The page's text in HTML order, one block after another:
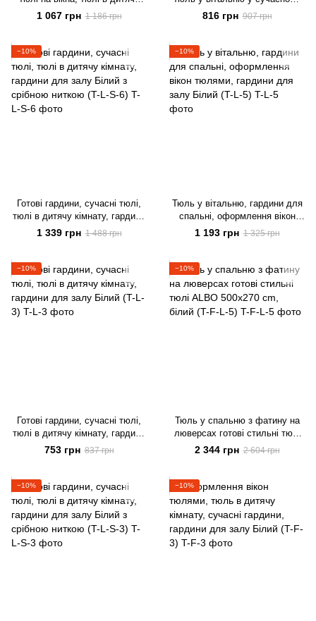
кімнату, тюлі на кухню Білий
ALBO 500x270 cm (T-F-5)
1 067 грн 1 186 грн
стилі на тасьмі
816 грн 907 грн
−10%
Готові гардини, сучасні тюлі,
тюлі в дитячу кімнату, гардини
для залу Білий з срібною
ниткою (T-L-S-6)
1 339 грн 1 488 грн
−10%
Тюль у вітальню, гардини для
спальні, оформлення вікон
тюлями, гардини для залу
Білий (T-L-5)
1 193 грн 1 325 грн
−10%
Готові гардини, сучасні тюлі,
тюлі в дитячу кімнату, гардини
для залу Білий (T-L-3)
753 грн 837 грн
−10%
Тюль у спальню з фатину на
люверсах готові стильні тюлі
ALBO 500x270 cm, білий (T-F-L-
2 344 грн 2 604 грн
−10% −10%